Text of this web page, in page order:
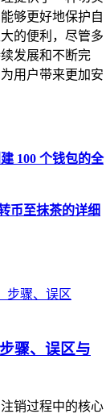
够更好地保护自
的便利，尽管多
发展和不断完
用户带来更加安
100 个钱包的全
币至抹茶的详细
骤、误区与
销过程中的核心